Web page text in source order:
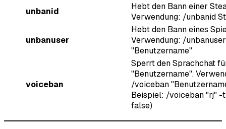
unbanid
Hebt den Bann einer
Verwendung: /unbanid
unbanuser
Hebt den Bann eines
Verwendung: /unbanuser
"Benutzername"
voiceban
Sperrt den Sprachchat
"Benutzername".
/voiceban
Beispiel: /voiceban "rj" -
false)